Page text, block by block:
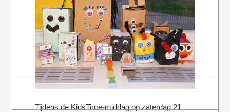
Valkennest (onderin de…
Volledige bericht bekijken
Tijdens de KidsTime-middag op zaterdag 21